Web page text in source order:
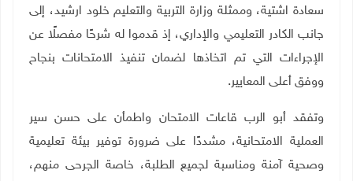
سعادة اشتية، وممثلة وزارة التربية والتعليم خلود ارشيد، إلى
جانب الكادر التعليمي والإداري، إذ قدموا له شرحًا مفصلًا عن
الإجراءات التي تم اتخاذها لضمان تنفيذ الامتحانات بنجاح
ووفق أعلى المعايير.
وتفقد أبو الرب قاعات الامتحان واطمأن على حسن سير
العملية الامتحانية، مشددًا على ضرورة توفير بيئة تعليمية
وصحية آمنة ومناسبة لجميع الطلبة، خاصة الجرحى منهم،